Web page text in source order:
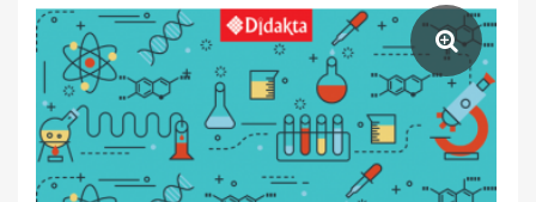
UŽSIENIO KALBA
Pažintinė literatūra
Saviugda ir psichologija
Grožinė literatūra
MUZIKA
PILIETINIS UGDYMAS
UŽSIENIO KALBA